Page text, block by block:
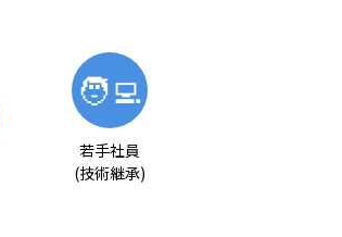
🧑‍💻
若手社員
(技術継承)